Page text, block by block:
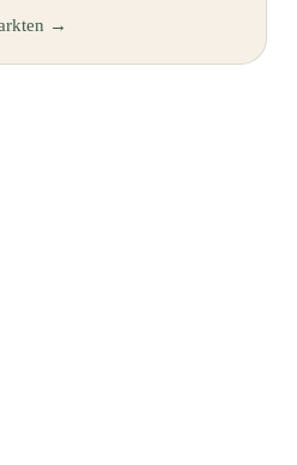
→